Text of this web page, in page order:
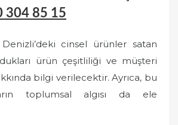
304 85 15
cinsel ürünler satan
ürün çeşitliliği ve müşteri
bilgi verilecektir. Ayrıca, bu
toplumsal algısı da ele